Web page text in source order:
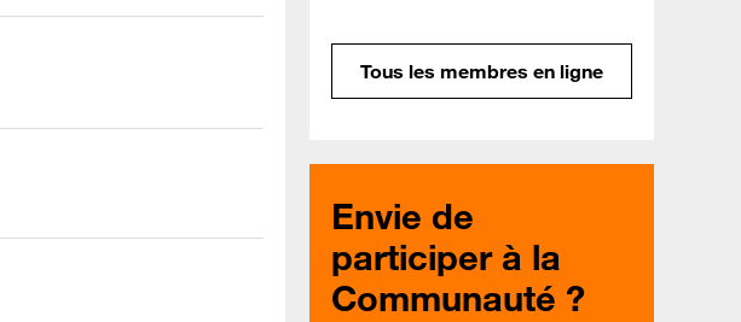
Tous les membres en ligne
Envie de
participer à la
Communauté ?